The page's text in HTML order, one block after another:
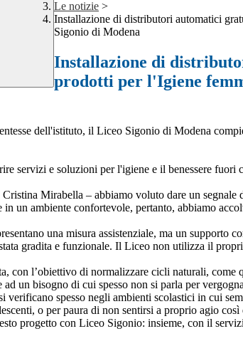
Le notizie >
Installazione di distributori automatici
Sigonio di Modena
Installazione di
prodotti per l'Igiene
dell'istituto, il Liceo Sigonio di Modena
e soluzioni per l'igiene e il benessere fuori
Mirabella – abbiamo voluto dare un
un ambiente confortevole, pertanto, abbiamo
una misura assistenziale, ma un supporto
gradita e funzionale. Il Liceo non utilizza il
l’obiettivo di normalizzare cicli naturali, come
un bisogno di cui spesso non si parla per
spesso negli ambienti scolastici in cui
o per paura di non sentirsi a proprio agio così
progetto con Liceo Sigonio: insieme, con il